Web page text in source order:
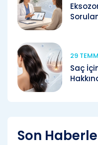
29
Saç
Son